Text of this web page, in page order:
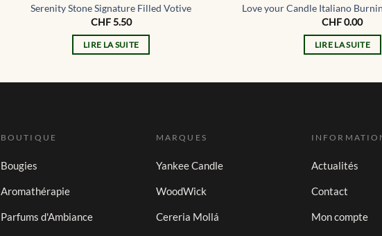
Serenity Stone Signature Filled Votive
CHF5.50
LIRE LA SUITE
Love your Candle Italiano
CHF0.00
LIRE LA SUITE
BOUTIQUE
Bougies
Aromathérapie
Parfums d'Ambiance
MARQUES
Yankee Candle
WoodWick
Cereria Mollá
Actualités
Contact
Mon compte